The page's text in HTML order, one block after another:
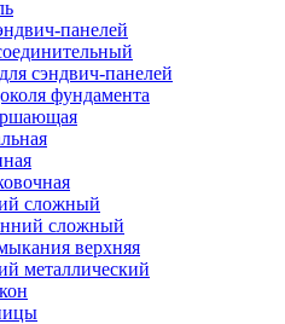
панелей
сэндвич-панелей
фундамента
сложный
сложный
верхняя
металлический